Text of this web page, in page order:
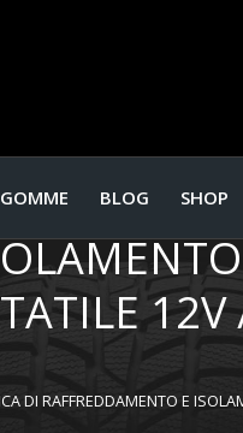
BLOG SHOP
DI RAFFREDDAMENTO E